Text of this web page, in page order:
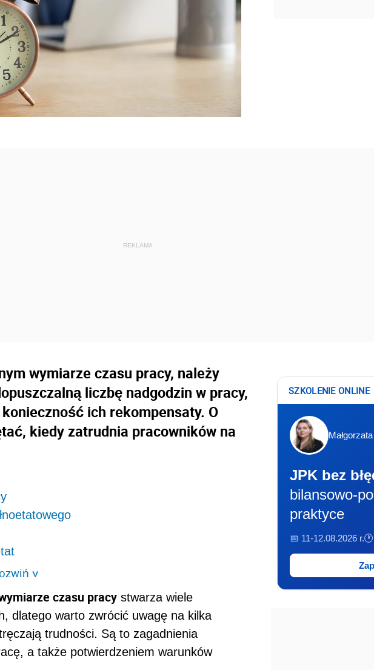
wymiarze czasu pracy, należy
liczbę nadgodzin w pracy,
ich rekompensaty. O
kiedy zatrudnia pracowników na
>
czasu pracy stwarza wiele
dlatego warto zwrócić uwagę na kilka
trudności. Są to zagadnienia
a także potwierdzeniem warunków
SZKOLENIE ONLINE
JPK bez
bilansowo-
praktyce
📅 11-12.08.2026 r.